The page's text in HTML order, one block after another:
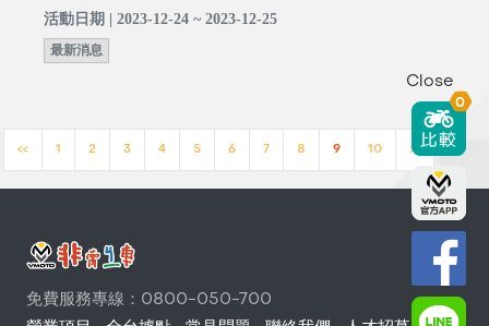
活動日期 | 2023-12-24 ~ 2023-12-25
最新消息
<< 1 2 3 4 5 6 7 8 9 10 >>
免費服務專線：0800-050-700
Close
0